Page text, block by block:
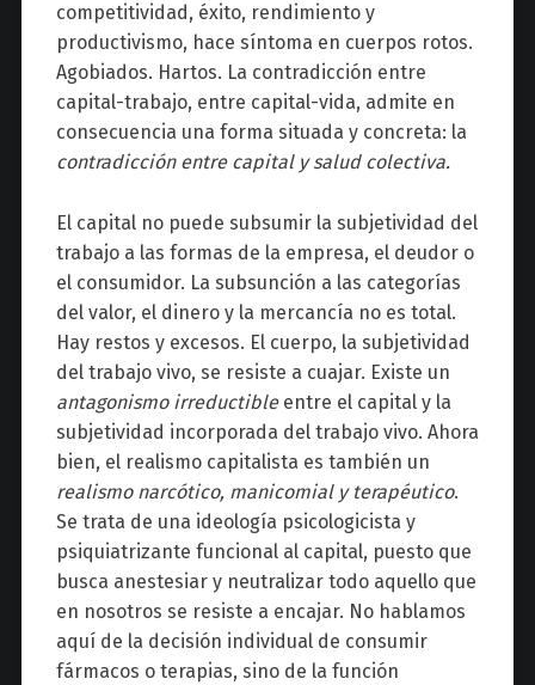
competitividad, éxito, rendimiento y
productivismo, hace síntoma en cuerpos rotos.
Agobiados. Hartos. La contradicción entre
capital-trabajo, entre capital-vida, admite en
consecuencia una forma situada y concreta: la
contradicción entre capital y salud colectiva.
El capital no puede subsumir la subjetividad del
trabajo a las formas de la empresa, el deudor o
el consumidor. La subsunción a las categorías
del valor, el dinero y la mercancía no es total.
Hay restos y excesos. El cuerpo, la subjetividad
del trabajo vivo, se resiste a cuajar. Existe un
antagonismo irreductible entre el capital y la
subjetividad incorporada del trabajo vivo. Ahora
bien, el realismo capitalista es también un
realismo narcótico, manicomial y terapéutico.
Se trata de una ideología psicologicista y
psiquiatrizante funcional al capital, puesto que
busca anestesiar y neutralizar todo aquello que
en nosotros se resiste a encajar. No hablamos
aquí de la decisión individual de consumir
fármacos o terapias, sino de la función